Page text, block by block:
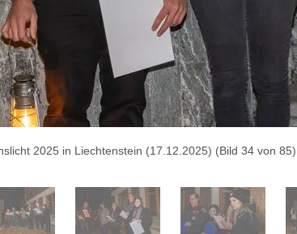
2025 in Liechtenstein (17.12.2025) (Bild 34 von